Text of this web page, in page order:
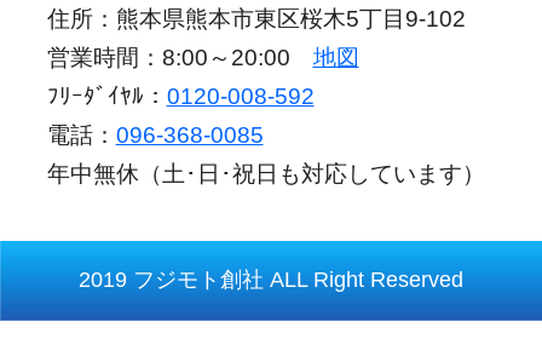
住所：熊本県熊本市東区桜木5丁目9-102
営業時間：8:00～20:00 地図
ﾌﾘｰﾀﾞｲﾔﾙ： 0120-008-592
電話： 096-368-0085
年中無休（土･日･祝日も対応しています）
2019 フジモト創社 ALL Right Reserved